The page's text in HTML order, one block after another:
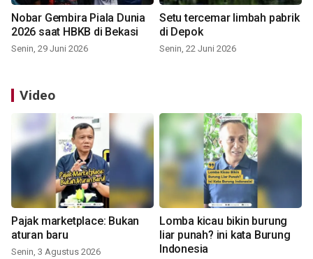
Nobar Gembira Piala Dunia
2026 saat HBKB di Bekasi
Senin, 29 Juni 2026
Setu tercemar limbah pabrik
di Depok
Senin, 22 Juni 2026
Video
Pajak marketplace: Bukan
aturan baru
Senin, 3 Agustus 2026
Lomba kicau bikin burung
liar punah? ini kata Burung
Indonesia